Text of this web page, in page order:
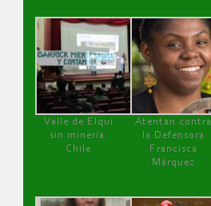
Valle de Elqui
sin minería.
Chile
Atentan contra
la Defensora
Francisca
Márquez